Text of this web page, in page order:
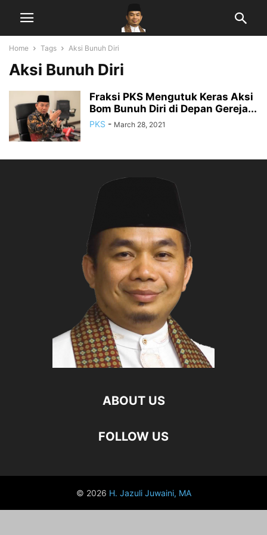
Home Tags Aksi Bunuh Diri
Aksi Bunuh Diri
Fraksi PKS Mengutuk Keras Aksi
Bom Bunuh Diri di Depan Gereja...
PKS - March 28, 2021
ABOUT US
FOLLOW US
© 2026 H. Jazuli Juwaini, MA